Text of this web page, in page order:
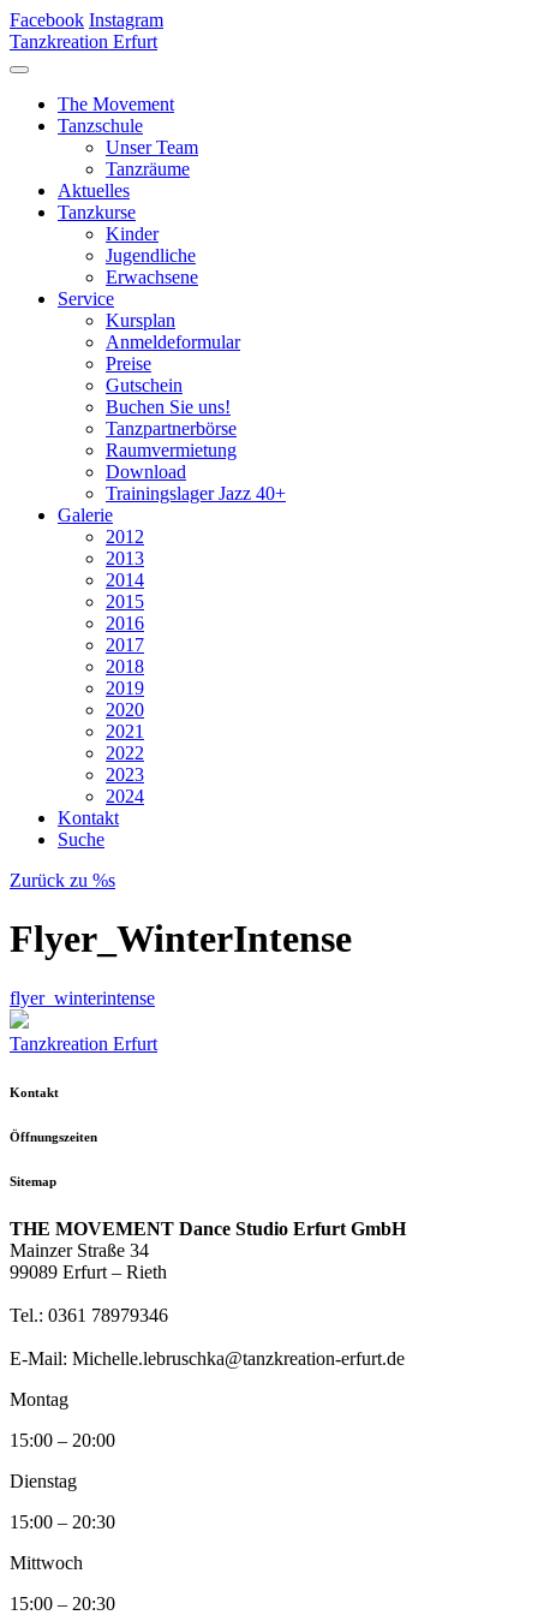
Facebook Instagram
Tanzkreation Erfurt
The Movement
Tanzschule
Unser Team
Tanzräume
Aktuelles
Tanzkurse
Kinder
Jugendliche
Erwachsene
Service
Kursplan
Anmeldeformular
Preise
Gutschein
Buchen Sie uns!
Tanzpartnerbörse
Raumvermietung
Download
Trainingslager Jazz 40+
Galerie
2012
2013
2014
2015
2016
2017
2018
2019
2020
2021
2022
2023
2024
Kontakt
Suche
Zurück zu %s
Flyer_WinterIntense
flyer_winterintense
Tanzkreation Erfurt
Kontakt
Öffnungszeiten
Sitemap
THE MOVEMENT Dance Studio Erfurt GmbH
Mainzer Straße 34
99089 Erfurt – Rieth
Tel.: 0361 78979346
E-Mail: Michelle.lebruschka@tanzkreation-erfurt.de
Montag
15:00 – 20:00
Dienstag
15:00 – 20:30
Mittwoch
15:00 – 20:30